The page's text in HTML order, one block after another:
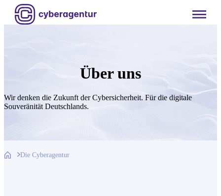
Zum
Inhalt
springen
Über uns
Wir denken die Zukunft der Cybersicherheit. Für die digitale
Souveränität Deutschlands.
Die Cyberagentur
Leitung der Cyberagentur